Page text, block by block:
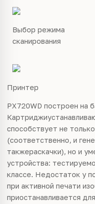
Выбор режима
сканирования
Принтер
PX720WD построен на
способствует не
(соответственно, и
такжераскачки), но и
устройства:
классе. Недостаток у
при активной печати
приостанавливается